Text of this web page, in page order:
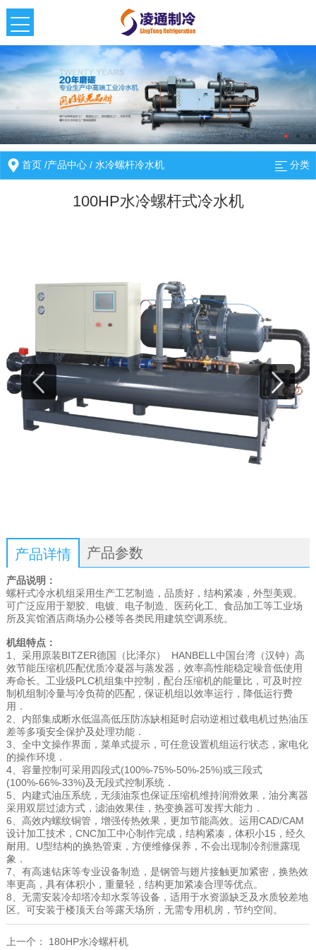
首页 /产品中心 /水冷螺杆冷水机 分类
100HP水冷螺杆式冷水机
产品详情 产品参数
产品说明：
螺杆式冷水机组采用生产工艺制造，品质好，结构紧凑，外型美观。
可广泛应用于塑胶、电镀、电子制造、医药化工、食品加工等工业场
所及宾馆酒店商场办公楼等各类民用建筑空调系统。
机组特点：
1、采用原装BITZER德国（比泽尔） HANBELL中国台湾（汉钟）高
效节能压缩机匹配优质冷凝器与蒸发器，效率高性能稳定噪音低使用
寿命长。工业级PLC机组集中控制，配台压缩机的能量比，可及时控
制机组制冷量与冷负荷的匹配，保证机组以效率运行，降低运行费
用．
2、内部集成断水低温高低压防冻缺相延时启动逆相过载电机过热油压
差等多项安全保护及处理功能．
3、全中文操作界面，菜单式提示，可任意设置机组运行状态，家电化
的操作环境．
4、容量控制可采用四段式(100%-75%-50%-25%)或三段式
(100%-66%-33%)及无段式控制系统．
5、内建式油压系统，无须油泵也保证压缩机维持润滑效果，油分离器
采用双层过滤方式，滤油效果佳，热变换器可发挥大能力．
6、高效内螺纹铜管，增强传热效果，更加节能高效。运用CAD/CAM
设计加工技术，CNC加工中心制作完成，结构紧凑，体积小15，经久
耐用。U型结构的换热管束，方便维修保养，不会出现制冷剂泄露现
象．
7、有高速钻床等专业设备制造，是钢管与翅片接触更加紧密，换热效
率更高，具有体积小，重量轻，结构更加紧凑合理等优点。
8、无需安装冷却塔冷却水泵等设备，适用于水资源缺乏及水质较差地
区。可安装于楼顶天台等露天场所，无需专用机房，节约空间。
上一个： 180HP水冷螺杆机